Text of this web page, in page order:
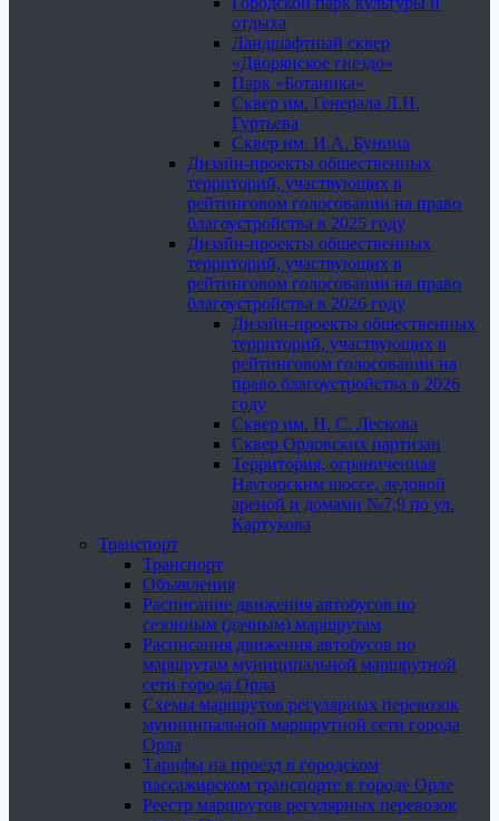
отдыха
Ландшафтный сквер
«Дворянское гнездо»
Парк «Ботаника»
Сквер им. Генерала Л.Н.
Гуртьева
Сквер им. И.А. Бунина
Дизайн-проекты общественных
территорий, участвующих в
рейтинговом голосовании на право
благоустройства в 2025 году
Дизайн-проекты общественных
территорий, участвующих в
рейтинговом голосовании на право
благоустройства в 2026 году
Дизайн-проекты общественных
территорий, участвующих в
рейтинговом голосовании на
право благоустройства в 2026
году
Сквер им. Н. С. Лескова
Сквер Орловских партизан
Территория, ограниченная
Наугорским шоссе, ледовой
ареной и домами №7,9 по ул.
Картукова
Транспорт
Транспорт
Объявления
Расписание движения автобусов по
сезонным (дачным) маршрутам
Расписания движения автобусов по
маршрутам муниципальной маршрутной
сети города Орла
Схемы маршрутов регулярных перевозок
муниципальной маршрутной сети города
Орла
Тарифы на проезд в городском
пассажирском транспорте в городе Орле
Реестр маршрутов регулярных перевозок